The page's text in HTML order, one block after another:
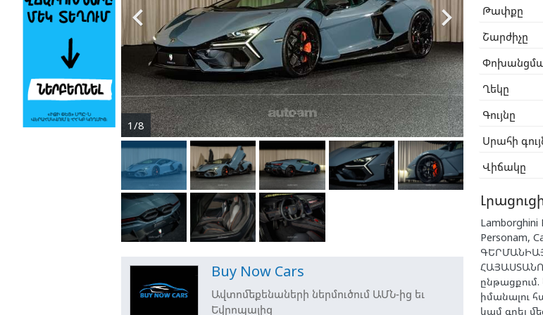
1/8
 
Buy Now Cars
Ավտոմեքենաների ներմուծում ԱՄՆ-ից եւ
Եվրոպայից
Թափքը
Շարժիչը
Ղեկը
Գույնը
Սրահի
Վիճակը
Lamborghini
Personam,
իմանալու
կամ գրել